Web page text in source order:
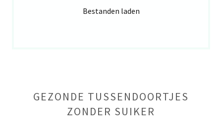
Bestanden laden
GEZONDE TUSSENDOORTJES
ZONDER SUIKER